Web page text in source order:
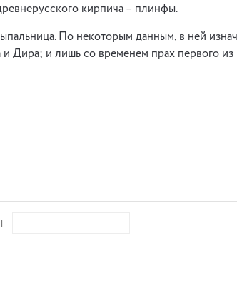
кирпича – плинфы.
По некоторым данным, в ней
Дира; и лишь со временем прах первого из